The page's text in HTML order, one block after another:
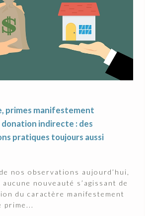
primes manifestement
donation indirecte : des
pratiques toujours aussi
nos observations aujourd’hui,
aucune nouveauté s’agissant de
du caractère manifestement
prime...